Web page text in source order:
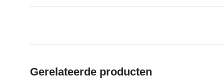
Gerelateerde producten